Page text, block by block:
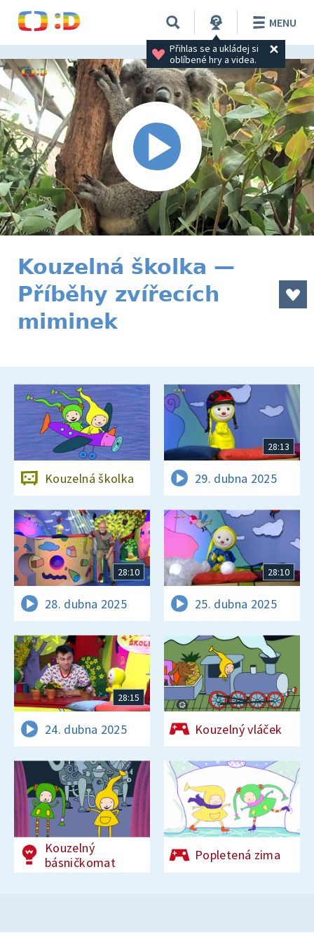
Přihlas se a ukládej si
oblíbené hry a videa.
MENU
Kouzelná školka —
Příběhy zvířecích
miminek
Kouzelná školka
28:13
29. dubna 2025
28:10
28. dubna 2025
28:10
25. dubna 2025
28:15
24. dubna 2025 Kouzelný vláček
Kouzelný
básničkomat
Popletená zima